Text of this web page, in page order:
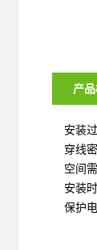
产
安装
穿线
空间
安装
保护